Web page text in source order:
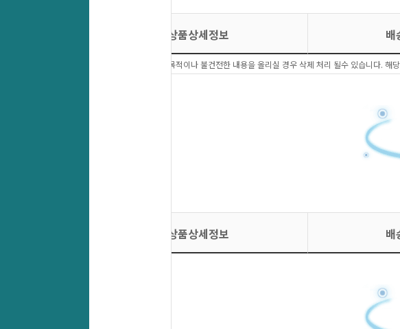
상품상세정보 배
상품문의 이외에 다른목적이나 불건전한 내용을 올리실 경우 삭제 처리 될수 있습니다.
상품상세정보 배